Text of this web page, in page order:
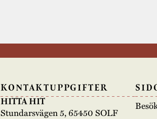
KONTAKTUPPGIFTER
HITTA HIT
Stundarsvägen 5, 65450 SOLF